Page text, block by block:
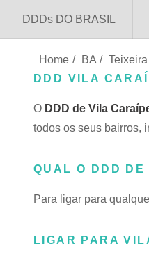
DDDs DO BRASIL
Home / BA /
DDD VILA
O DDD de Vila
todos os seus bairros,
QUAL O DDD
Para ligar para
LIGAR PARA